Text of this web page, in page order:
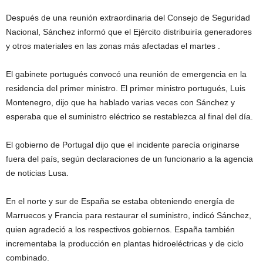
Después de una reunión extraordinaria del Consejo de Seguridad
Nacional, Sánchez informó que el Ejército distribuiría generadores
y otros materiales en las zonas más afectadas el martes .
El gabinete portugués convocó una reunión de emergencia en la
residencia del primer ministro. El primer ministro portugués, Luis
Montenegro, dijo que ha hablado varias veces con Sánchez y
esperaba que el suministro eléctrico se restablezca al final del día.
El gobierno de Portugal dijo que el incidente parecía originarse
fuera del país, según declaraciones de un funcionario a la agencia
de noticias Lusa.
En el norte y sur de España se estaba obteniendo energía de
Marruecos y Francia para restaurar el suministro, indicó Sánchez,
quien agradeció a los respectivos gobiernos. España también
incrementaba la producción en plantas hidroeléctricas y de ciclo
combinado.